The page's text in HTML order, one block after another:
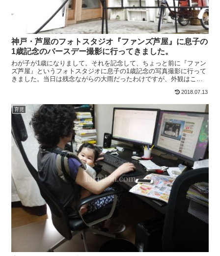
神戸・芦屋のフォトスタジオ『ファンズ芦屋』に息子の
1歳記念のバースデー撮影に行ってきました。
わが子が1歳になりまして。それを記念して、ちょっと前に『ファン
ズ芦屋』というフォトスタジオに息子の1歳記念の写真撮影に行って
きました。当日は残念ながらの大雨だったわけですが、外観はこん
2018.07.13
育児